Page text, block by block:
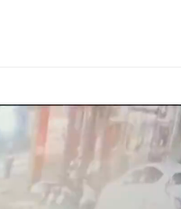
暗網買5000萬筆個資！ 網軍洩密
貨車鬼切釀禍 砂石車為閃避悚